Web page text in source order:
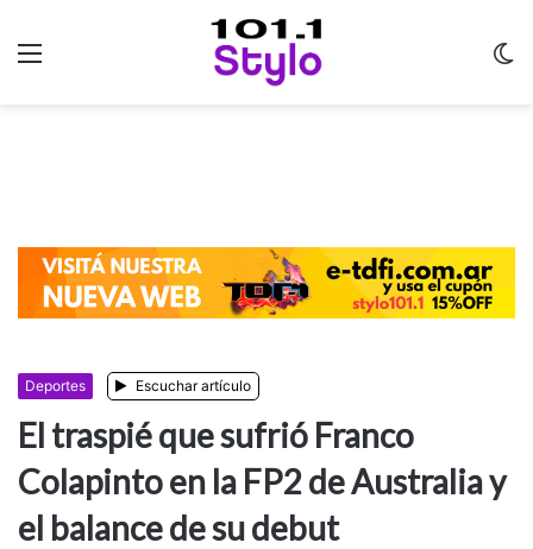
Deportes Escuchar artículo
El traspié que sufrió Franco
Colapinto en la FP2 de Australia y
el balance de su debut